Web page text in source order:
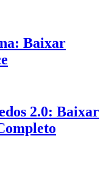
Baixar
2.0: Baixar